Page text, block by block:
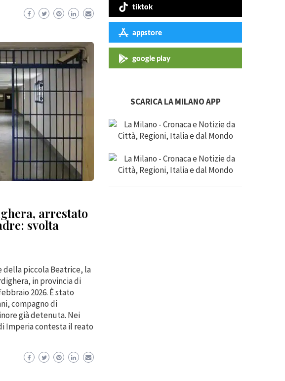
arrestato
svolta
della piccola Beatrice, la
in provincia di
2026. È stato
compagno di
già detenuta. Nei
Imperia contesta il reato
tiktok
appstore
google play
SCARICA LA MILANO APP